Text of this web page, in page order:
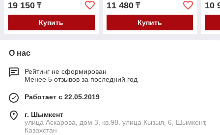
19 150 ₸
Купить
11 480₸
Купить
10
О нас
Рейтинг не сформирован
Менее 5 отзывов за последний год
Работает с 22.05.2019
г. Шымкент
улица Аскарова, дом 3, кв.98. улица Кызыл, 6, Шымкент,
Казахстан